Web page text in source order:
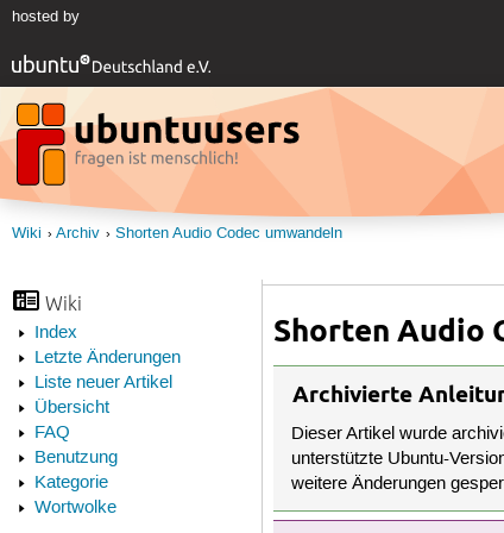
hosted by
Wiki Archiv Shorten Audio Codec umwandeln
Wiki
Index
Letzte Änderungen
Liste neuer Artikel
Übersicht
FAQ
Benutzung
Kategorie
Wortwolke
Shorten Audio
Archivierte
Dieser Artikel wurde
unterstützte Ubuntu-
weitere Änderungen